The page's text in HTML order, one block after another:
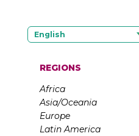
English
REGIONS
Africa
Asia/Oceania
Europe
Latin America